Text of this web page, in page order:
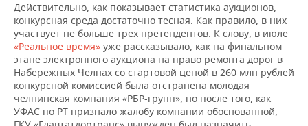
Действительно, как показывает статистика аукционов,
конкурсная среда достаточно тесная. Как правило, в них
участвует не больше трех претендентов. К слову, в июле
«Реальное время» уже рассказывало, как на финальном
этапе электронного аукциона на право ремонта дорог в
Набережных Челнах со стартовой ценой в 260 млн рублей
конкурсной комиссией была отстранена молодая
челнинская компания «РБР-групп», но после того, как
УФАС по РТ признало жалобу компании обоснованной,